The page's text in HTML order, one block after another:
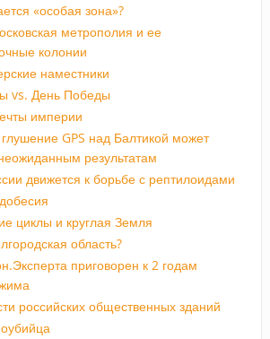
«особая зона»?
метрополия и ее
колонии
наместники
vs. День Победы
империи
GPS над Балтикой может
результатам
движется к борьбе с рептилоидами
циклы и круглая Земля
область?
приговорен к 2 годам
российских общественных зданий